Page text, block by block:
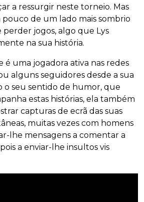
a ressurgir neste torneio. Mas
de um lado mais sombrio
jogos, algo que Lys
na sua história.
é uma jogadora ativa nas redes
alguns seguidores desde a sua
o seu sentido de humor, que
estas histórias, ela também
capturas de ecrã das suas
muitas vezes com homens
lhe mensagens a comentar a
a enviar-lhe insultos vis